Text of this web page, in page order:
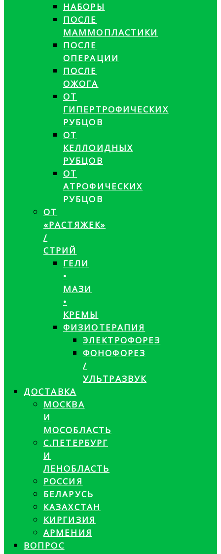
НАБОРЫ
ПОСЛЕ
МАММОПЛАСТИКИ
ПОСЛЕ
ОПЕРАЦИИ
ПОСЛЕ
ОЖОГА
ОТ
ГИПЕРТРОФИЧЕСКИХ
РУБЦОВ
ОТ
КЕЛЛОИДНЫХ
РУБЦОВ
ОТ
АТРОФИЧЕСКИХ
РУБЦОВ
ОТ
«РАСТЯЖЕК»
/
СТРИЙ
ГЕЛИ
•
МАЗИ
•
КРЕМЫ
ФИЗИОТЕРАПИЯ
ЭЛЕКТРОФОРЕЗ
ФОНОФОРЕЗ
/
УЛЬТРАЗВУК
ДОСТАВКА
МОСКВА
И
МОСОБЛАСТЬ
С.ПЕТЕРБУРГ
И
ЛЕНОБЛАСТЬ
РОССИЯ
БЕЛАРУСЬ
КАЗАХСТАН
КИРГИЗИЯ
АРМЕНИЯ
ВОПРОС